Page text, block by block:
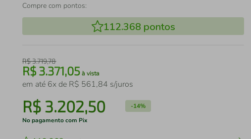
Compre com pontos:
112.368 pontos
R$3.719,78
R$3.371,05 à vista
em até 6x de R$ 561,84 s/juros
R$ 3.202,50 -14%
No pagamento com Pix